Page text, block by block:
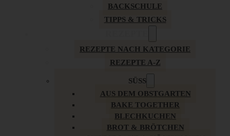
BACKSCHULE
TIPPS & TRICKS
REZEPTE NACH KATEGORIE
REZEPTE A-Z
SÜSS
AUS DEM OBSTGARTEN
BAKE TOGETHER
BLECHKUCHEN
BROT & BRÖTCHEN